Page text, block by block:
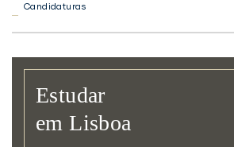
Candidaturas
Estudar
em Lisboa